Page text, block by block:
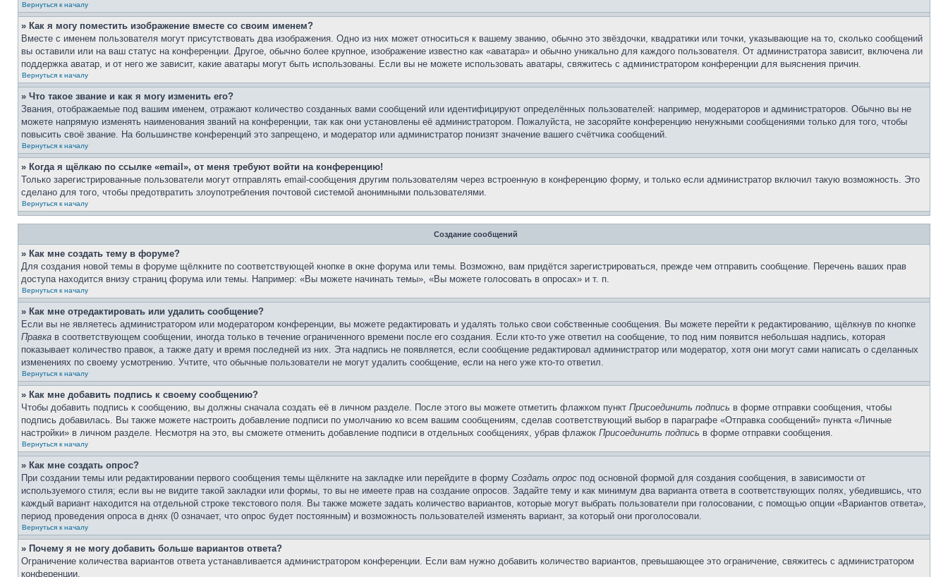
Вернуться к началу
» Как я могу поместить изображение вместе со своим именем?
Вместе с именем пользователя могут присутствовать два изображения. Одно из них может относиться к вашему званию, обычно это звёздочки, квадратики или точки, указывающие на то, сколько сообщений
вы оставили или на ваш статус на конференции. Другое, обычно более крупное, изображение известно как «аватара» и обычно уникально для каждого пользователя. От администратора зависит, включена ли
поддержка аватар, и от него же зависит, какие аватары могут быть использованы. Если вы не можете использовать аватары, свяжитесь с администратором конференции для выяснения причин.
Вернуться к началу
» Что такое звание и как я могу изменить его?
Звания, отображаемые под вашим именем, отражают количество созданных вами сообщений или идентифицируют определённых пользователей: например, модераторов и администраторов. Обычно вы не
можете напрямую изменять наименования званий на конференции, так как они установлены её администратором. Пожалуйста, не засоряйте конференцию ненужными сообщениями только для того, чтобы
повысить своё звание. На большинстве конференций это запрещено, и модератор или администратор понизят значение вашего счётчика сообщений.
Вернуться к началу
» Когда я щёлкаю по ссылке «email», от меня требуют войти на конференцию!
Только зарегистрированные пользователи могут отправлять email-сообщения другим пользователям через встроенную в конференцию форму, и только если администратор включил такую возможность. Это
сделано для того, чтобы предотвратить злоупотребления почтовой системой анонимными пользователями.
Вернуться к началу
Создание сообщений
» Как мне создать тему в форуме?
Для создания новой темы в форуме щёлкните по соответствующей кнопке в окне форума или темы. Возможно, вам придётся зарегистрироваться, прежде чем отправить сообщение. Перечень ваших прав
доступа находится внизу страниц форума или темы. Например: «Вы можете начинать темы», «Вы можете голосовать в опросах» и т. п.
Вернуться к началу
» Как мне отредактировать или удалить сообщение?
Если вы не являетесь администратором или модератором конференции, вы можете редактировать и удалять только свои собственные сообщения. Вы можете перейти к редактированию, щёлкнув по кнопке
Правка в соответствующем сообщении, иногда только в течение ограниченного времени после его создания. Если кто-то уже ответил на сообщение, то под ним появится небольшая надпись, которая
показывает количество правок, а также дату и время последней из них. Эта надпись не появляется, если сообщение редактировал администратор или модератор, хотя они могут сами написать о сделанных
изменениях по своему усмотрению. Учтите, что обычные пользователи не могут удалить сообщение, если на него уже кто-то ответил.
Вернуться к началу
» Как мне добавить подпись к своему сообщению?
Чтобы добавить подпись к сообщению, вы должны сначала создать её в личном разделе. После этого вы можете отметить флажком пункт Присоединить подпись в форме отправки сообщения, чтобы
подпись добавилась. Вы также можете настроить добавление подписи по умолчанию ко всем вашим сообщениям, сделав соответствующий выбор в параграфе «Отправка сообщений» пункта «Личные
настройки» в личном разделе. Несмотря на это, вы сможете отменить добавление подписи в отдельных сообщениях, убрав флажок Присоединить подпись в форме отправки сообщения.
Вернуться к началу
» Как мне создать опрос?
При создании темы или редактировании первого сообщения темы щёлкните на закладке или перейдите в форму Создать опрос под основной формой для создания сообщения, в зависимости от
используемого стиля; если вы не видите такой закладки или формы, то вы не имеете прав на создание опросов. Задайте тему и как минимум два варианта ответа в соответствующих полях, убедившись, что
каждый вариант находится на отдельной строке текстового поля. Вы также можете задать количество вариантов, которые могут выбрать пользователи при голосовании, с помощью опции «Вариантов ответа»,
период проведения опроса в днях (0 означает, что опрос будет постоянным) и возможность пользователей изменять вариант, за который они проголосовали.
Вернуться к началу
» Почему я не могу добавить больше вариантов ответа?
Ограничение количества вариантов ответа устанавливается администратором конференции. Если вам нужно добавить количество вариантов, превышающее это ограничение, свяжитесь с администратором
конференции.